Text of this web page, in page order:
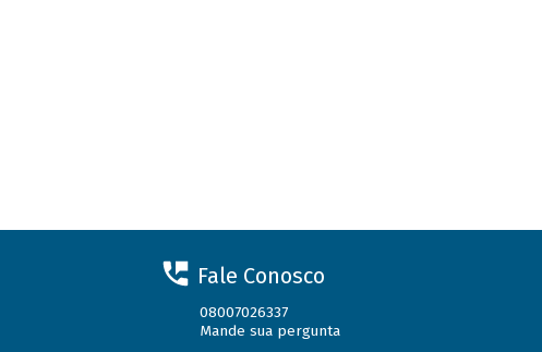
Fale Conosco
08007026337
Mande sua pergunta